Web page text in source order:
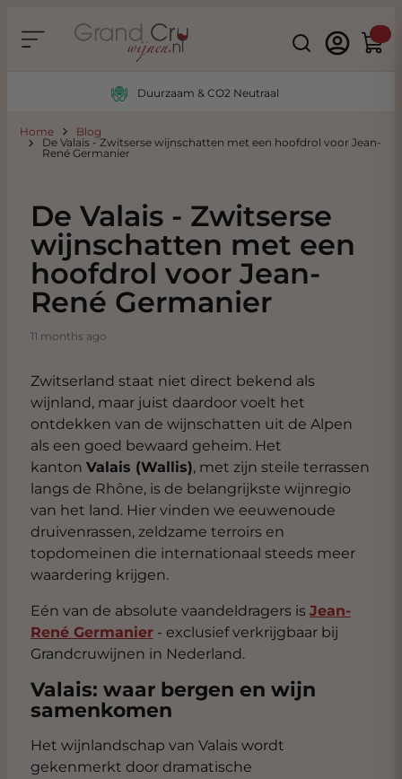
Search
Duurzaam & CO2 Neutraal
Home
Blog
De Valais - Zwitserse wijnschatten met een hoofdrol voor Jean-
René Germanier
De Valais - Zwitserse
wijnschatten met een
hoofdrol voor Jean-
René Germanier
11 months ago
Zwitserland staat niet direct bekend als
wijnland, maar juist daardoor voelt het
ontdekken van de wijnschatten uit de Alpen
als een goed bewaard geheim. Het
kanton Valais (Wallis), met zijn steile terrassen
langs de Rhône, is de belangrijkste wijnregio
van het land. Hier vinden we eeuwenoude
druivenrassen, zeldzame terroirs en
topdomeinen die internationaal steeds meer
waardering krijgen.
Eén van de absolute vaandeldragers is Jean-
René Germanier - exclusief verkrijgbaar bij
Grandcruwijnen in Nederland.
Valais: waar bergen en wijn
samenkomen
Het wijnlandschap van Valais wordt
gekenmerkt door dramatische